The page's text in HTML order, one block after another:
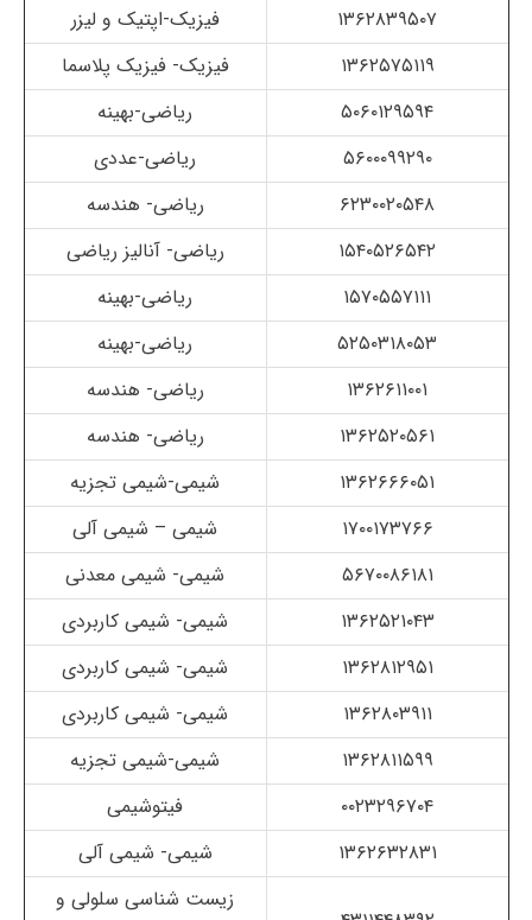
۱۳۶۲۸۳۹۵۰۷
فیزیک-اپتیک و لیزر
۱۳۶۲۵۷۵۱۱۹
فیزیک- فیزیک پلاسما
۵۰۶۰۱۲۹۵۹۴
ریاضی-بهینه
۵۶۰۰۰۹۹۲۹۰
ریاضی-عددی
۶۲۳۰۰۲۰۵۴۸
ریاضی- هندسه
۱۵۴۰۵۲۶۵۴۲
ریاضی- آنالیز ریاضی
۱۵۷۰۵۵۷۱۱۱
ریاضی-بهینه
۵۲۵۰۳۱۸۰۵۳
ریاضی-بهینه
۱۳۶۲۶۱۱۰۰۱
ریاضی- هندسه
۱۳۶۲۵۲۰۵۶۱
ریاضی- هندسه
۱۳۶۲۶۶۶۰۵۱
شیمی-شیمی تجزیه
۱۷۰۰۱۷۳۷۶۶
شیمی – شیمی آلی
۵۶۷۰۰۸۶۱۸۱
شیمی- شیمی معدنی
۱۳۶۲۵۲۱۰۴۳
شیمی- شیمی کاربردی
۱۳۶۲۸۱۲۹۵۱
شیمی- شیمی کاربردی
۱۳۶۲۸۰۳۹۱۱
شیمی- شیمی کاربردی
۱۳۶۲۸۱۱۵۹۹
شیمی-شیمی تجزیه
۰۰۲۳۲۹۶۷۰۴
فیتوشیمی
۱۳۶۲۶۳۲۸۳۱
شیمی- شیمی آلی
زیست شناسی سلولی و